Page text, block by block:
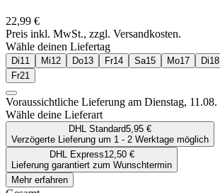
22,99 €
Preis inkl. MwSt., zzgl. Versandkosten.
Wähle deinen Liefertag
Di11 Mi12 Do13 Fr14 Sa15 Mo17 Di18
Fr21
Voraussichtliche Lieferung am Dienstag, 11.08.
Wähle deine Lieferart
DHL Standard5,95 €
Verzögerte Lieferung um 1 - 2 Werktage möglich
DHL Express12,50 €
Lieferung garantiert zum Wunschtermin
Mehr erfahren